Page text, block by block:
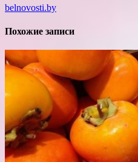
belnovosti.by
Похожие записи